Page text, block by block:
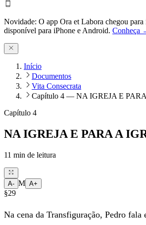
Novidade: O app Ora et Labora chegou
disponível para iPhone e Android. Conheça
Início
Documentos
Vita Consecrata
Capítulo 4 — NA IGREJA E
Capítulo 4
NA IGREJA E PARA A
11 min de leitura
A- M A+
§29
Na cena da Transfiguração, Pedro fala